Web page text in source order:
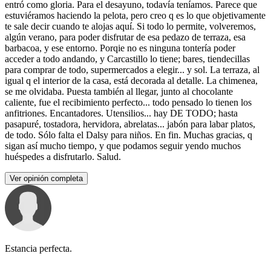
entró como gloria. Para el desayuno, todavía teníamos. Parece que
estuviéramos haciendo la pelota, pero creo q es lo que objetivamente
te sale decir cuando te alojas aquí. Si todo lo permite, volveremos,
algún verano, para poder disfrutar de esa pedazo de terraza, esa
barbacoa, y ese entorno. Porqie no es ninguna tontería poder
acceder a todo andando, y Carcastillo lo tiene; bares, tiendecillas
para comprar de todo, supermercados a elegir... y sol. La terraza, al
igual q el interior de la casa, está decorada al detalle. La chimenea,
se me olvidaba. Puesta también al llegar, junto al chocolante
caliente, fue el recibimiento perfecto... todo pensado lo tienen los
anfitriones. Encantadores. Utensilios... hay DE TODO; hasta
pasapuré, tostadora, hervidora, abrelatas... jabón para labar platos,
de todo. Sólo falta el Dalsy para niños. En fin. Muchas gracias, q
sigan así mucho tiempo, y que podamos seguir yendo muchos
huéspedes a disfrutarlo. Salud.
Ver opinión completa
Estancia perfecta.